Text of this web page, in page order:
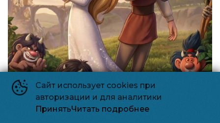
Сайт использует cookies при
авторизации и для аналитики
ПринятьЧитать подробнее